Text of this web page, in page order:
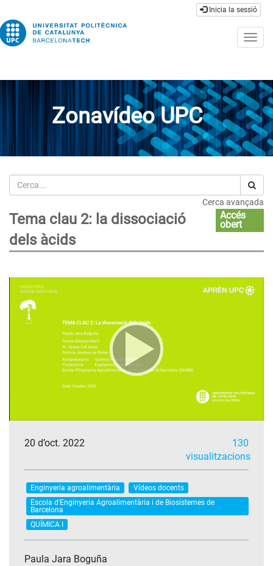
Inicia la sessió
Zonavídeo UPC
Cerca
Cerca avançada
Tema clau 2: la dissociació
dels àcids
Accés
obert
20 d’oct. 2022
130
visualitzacions
Enginyeria agroalimentària
Vídeos docents
Escola d'Enginyeria Agroalimentària i de Biosistemes de
Barcelona
QUÍMICA I
Paula Jara Boguña